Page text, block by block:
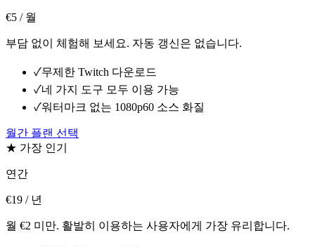
€5 / 월
부담 없이 체험해 보세요. 자동 갱신은 없습니다.
✓무제한 Twitch 다운로드
✓네 가지 도구 모두 이용 가능
✓워터마크 없는 1080p60 소스 화질
월간 플랜 선택
★ 가장 인기
연간
€19 / 년
월 €2 미만. 활발히 이용하는 사용자에게 가장 유리합니다.